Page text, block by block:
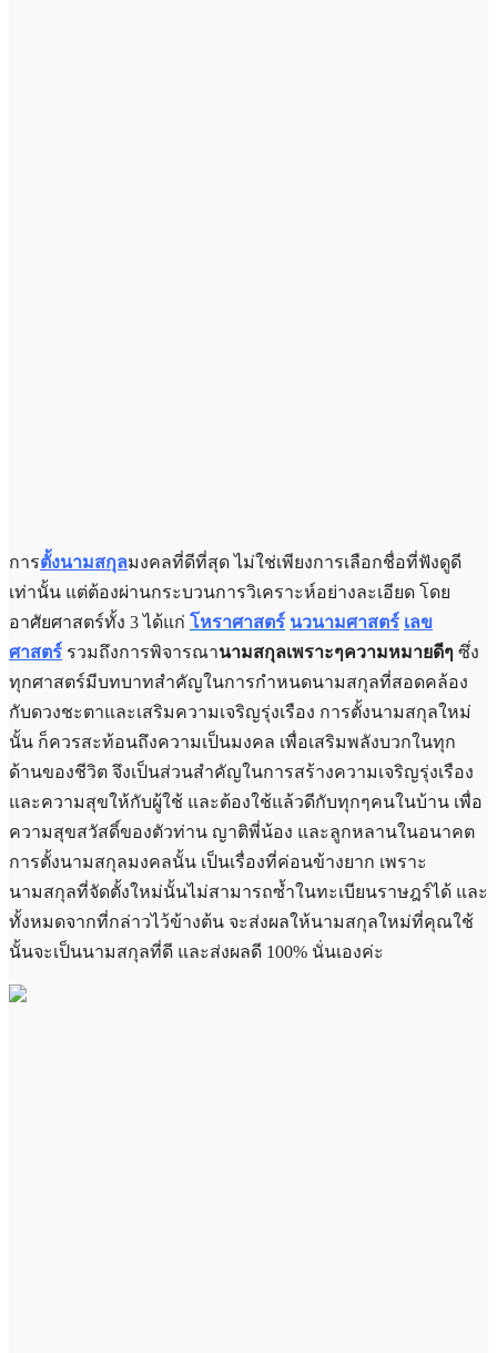
การตั้งนามสกุลมงคลที่ดีที่สุด ไม่ใช่เพียงการเลือกชื่อที่ฟังดูดี
เท่านั้น แต่ต้องผ่านกระบวนการวิเคราะห์อย่างละเอียด โดย
อาศัยศาสตร์ทั้ง 3 ได้แก่ โหราศาสตร์ นวนามศาสตร์ เลข
ศาสตร์ รวมถึงการพิจารณานามสกุลเพราะๆความหมายดีๆ ซึ่ง
ทุกศาสตร์มีบทบาทสำคัญในการกำหนดนามสกุลที่สอดคล้อง
กับดวงชะตาและเสริมความเจริญรุ่งเรือง การตั้งนามสกุลใหม่
นั้น ก็ควรสะท้อนถึงความเป็นมงคล เพื่อเสริมพลังบวกในทุก
ด้านของชีวิต จึงเป็นส่วนสำคัญในการสร้างความเจริญรุ่งเรือง
และความสุขให้กับผู้ใช้ และต้องใช้แล้วดีกับทุกๆคนในบ้าน เพื่อ
ความสุขสวัสดิ์ของตัวท่าน ญาติพี่น้อง และลูกหลานในอนาคต
การตั้งนามสกุลมงคลนั้น เป็นเรื่องที่ค่อนข้างยาก เพราะ
นามสกุลที่จัดตั้งใหม่นั้นไม่สามารถซ้ำในทะเบียนราษฎร์ได้ และ
ทั้งหมดจากที่กล่าวไว้ข้างต้น จะส่งผลให้นามสกุลใหม่ที่คุณใช้
นั้นจะเป็นนามสกุลที่ดี และส่งผลดี 100% นั่นเองค่ะ